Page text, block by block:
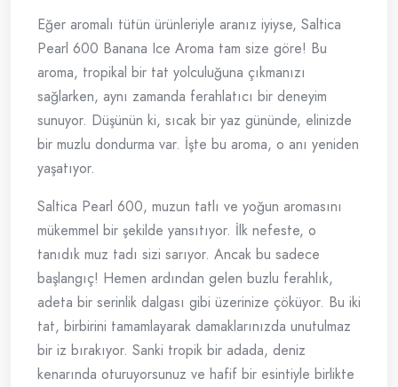
Eğer aromalı tütün ürünleriyle aranız iyiyse, Saltica
Pearl 600 Banana Ice Aroma tam size göre! Bu
aroma, tropikal bir tat yolculuğuna çıkmanızı
sağlarken, aynı zamanda ferahlatıcı bir deneyim
sunuyor. Düşünün ki, sıcak bir yaz gününde, elinizde
bir muzlu dondurma var. İşte bu aroma, o anı yeniden
yaşatıyor.
Saltica Pearl 600, muzun tatlı ve yoğun aromasını
mükemmel bir şekilde yansıtıyor. İlk nefeste, o
tanıdık muz tadı sizi sarıyor. Ancak bu sadece
başlangıç! Hemen ardından gelen buzlu ferahlık,
adeta bir serinlik dalgası gibi üzerinize çöküyor. Bu iki
tat, birbirini tamamlayarak damaklarınızda unutulmaz
bir iz bırakıyor. Sanki tropik bir adada, deniz
kenarında oturuyorsunuz ve hafif bir esintiyle birlikte